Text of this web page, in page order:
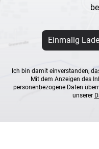
Einmalig
Ich bin damit einverstanden,
Mit dem Anzeigen des
personenbezogene Daten
unserer